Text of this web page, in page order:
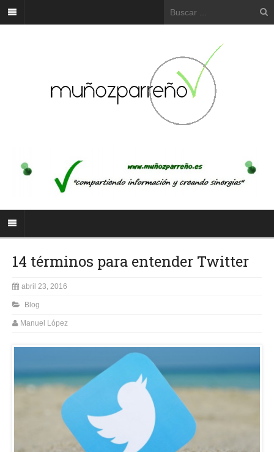
14 términos para entender Twitter
abril 23, 2016
Blog
Manuel López